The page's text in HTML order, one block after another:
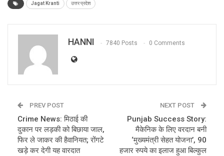
Jagat Kranti उत्तर प्रदेश
HANNI 7840 Posts 0 Comments
PREV POST
Crime News: मिठाई की
दुकान पर लड़की को बिछाया जाल,
फिर ले जाकर की हैवानियत; रोंगटे
खड़े कर देगी यह वारदात
NEXT POST
Punjab Success Story:
मैकेनिक के लिए वरदान बनी
‘मुख्यमंत्री सेहत योजना’, 90
हजार रुपये का इलाज हुआ बिल्कुल